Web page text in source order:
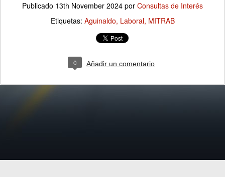
Publicado 13th November 2024 por Consultas de Interés
Etiquetas: Aguinaldo Laboral MITRAB
0 Añadir un comentario